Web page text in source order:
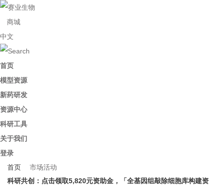
商城
中文
首页
模型资源
新药研发
资源中心
科研工具
关于我们
登录
首页
市场活动
科研共创：点击领取5,820元资助金，「全基因组敲除细胞库构建资